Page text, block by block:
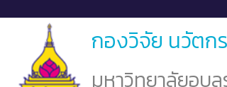
กองวิจัย นวัตก
มหาวิทยาลัยอุบล